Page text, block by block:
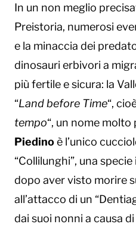
In un non meglio
Preistoria, numerosi
e la minaccia dei
dinosauri erbivori a
più fertile e sicura: la
“Land before Time“,
tempo“, un nome
Piedinoè l’unico
“Collilunghi”, una
dopo aver visto morire
all’attacco di un
dai suoi nonni a causa